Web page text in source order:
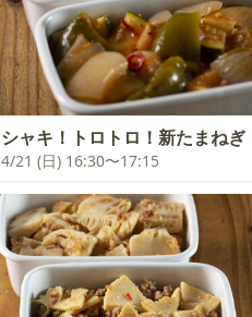
シャキ！トロトロ！新たまねぎ
4/21 (日) 16:30〜17:15